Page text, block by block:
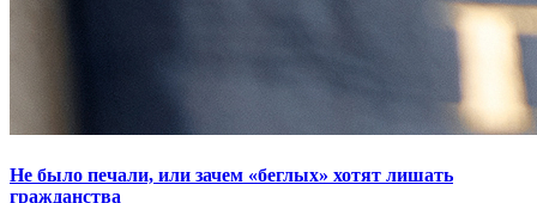
Не было печали, или зачем «беглых» хотят лишать
гражданства